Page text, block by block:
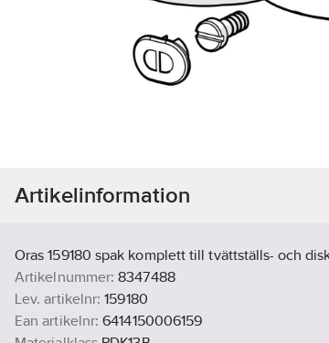
Artikelinformation
Oras 159180 spak komplett till tvättställs- och
Artikelnummer: 8347488
Lev. artikelnr: 159180
Ean artikelnr: 6414150006159